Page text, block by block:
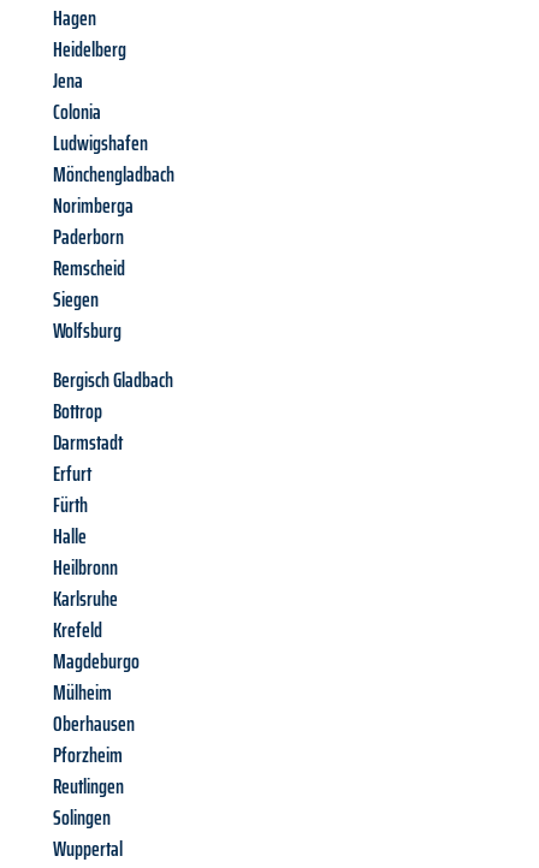
Hagen
Heidelberg
Jena
Colonia
Ludwigshafen
Mönchengladbach
Norimberga
Paderborn
Remscheid
Siegen
Wolfsburg
Bergisch Gladbach
Bottrop
Darmstadt
Erfurt
Fürth
Halle
Heilbronn
Karlsruhe
Krefeld
Magdeburgo
Mülheim
Oberhausen
Pforzheim
Reutlingen
Solingen
Wuppertal